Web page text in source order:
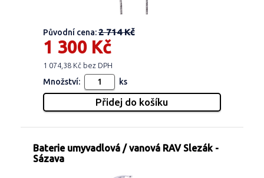
Původní cena:2 714 Kč
1 300 Kč
1 074,38 Kč bez DPH
Množství: ks
Baterie umyvadlová / vanová RAV Slezák -
Sázava